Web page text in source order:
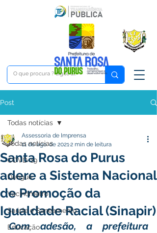
Post
Todas notícias
COVD-19
Dengue
Vacinômetro
Saúde e Saneamento
Educação
Todas notícias
Santa Rosa do Purus
adere a Sistema Nacional
de Promoção da
Igualdade Racial (Sinapir)
Assessoria de Imprensa
11 de ago. de 20212 min de leitura
Com adesão, a prefeitura